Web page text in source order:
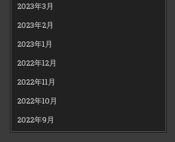
2023年3月
2023年2月
2023年1月
2022年12月
2022年11月
2022年10月
2022年9月